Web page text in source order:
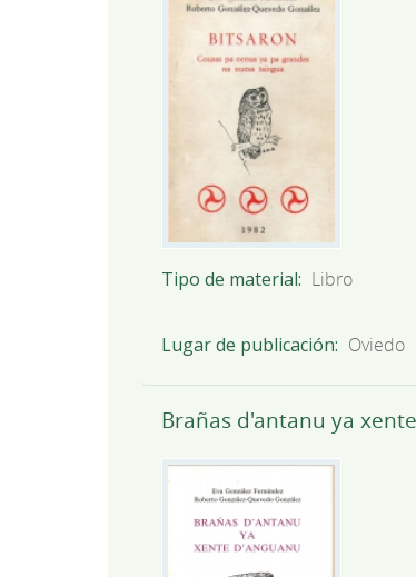
Tipo de material Libro
Lugar de publicación Oviedo
Brañas d'antanu ya